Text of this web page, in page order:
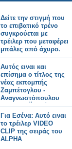
Δείτε την στιγμή που
το επιβατικό τρένο
συγκρούεται με
τρέιλερ που μεταφέρει
μπάλες από άχυρο.
Αυτός ειναι και
επίσημα ο τίτλος της
νέας εκπομπής
Ζαμπέτογλου -
Αναγνωστόπουλου
στον ΣΚΑΪ - Δείτε το
τρειλερ
Για Εσένα: Αυτό ειναι
το τρέιλερ VIDEO
CLIP της σειράς του
ALPHA